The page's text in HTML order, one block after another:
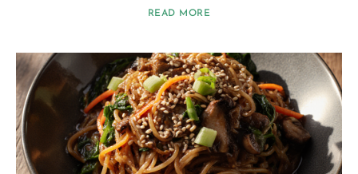
READ MORE